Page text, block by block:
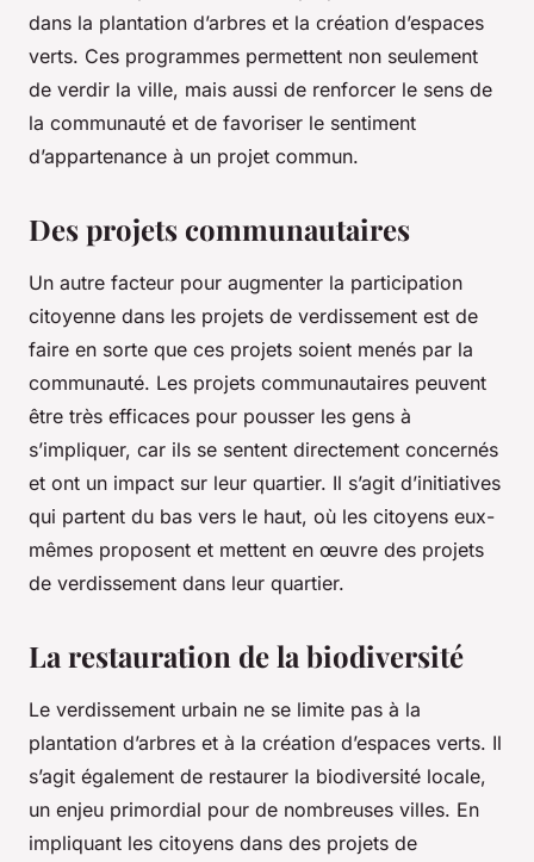
dans la plantation d’arbres et la création d’espaces
verts. Ces programmes permettent non seulement
de verdir la ville, mais aussi de renforcer le sens de
la communauté et de favoriser le sentiment
d’appartenance à un projet commun.
Des projets communautaires
Un autre facteur pour augmenter la participation
citoyenne dans les projets de verdissement est de
faire en sorte que ces projets soient menés par la
communauté. Les projets communautaires peuvent
être très efficaces pour pousser les gens à
s’impliquer, car ils se sentent directement concernés
et ont un impact sur leur quartier. Il s’agit d’initiatives
qui partent du bas vers le haut, où les citoyens eux-
mêmes proposent et mettent en œuvre des projets
de verdissement dans leur quartier.
La restauration de la biodiversité
Le verdissement urbain ne se limite pas à la
plantation d’arbres et à la création d’espaces verts. Il
s’agit également de restaurer la biodiversité locale,
un enjeu primordial pour de nombreuses villes. En
impliquant les citoyens dans des projets de